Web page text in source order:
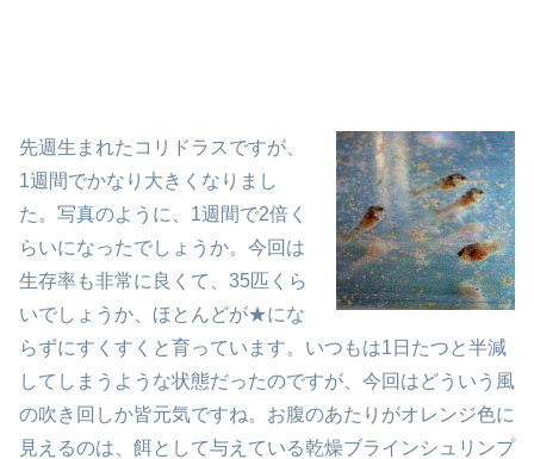
先週生まれたコリドラスですが、
1週間でかなり大きくなりまし
た。写真のように、1週間で2倍く
らいになったでしょうか。今回は
生存率も非常に良くて、35匹くら
いでしょうか、ほとんどが★にな
らずにすくすくと育っています。いつもは1日たつと半減
してしまうような状態だったのですが、今回はどういう風
の吹き回しか皆元気ですね。お腹のあたりがオレンジ色に
見えるのは、餌として与えている乾燥ブラインシュリンプ